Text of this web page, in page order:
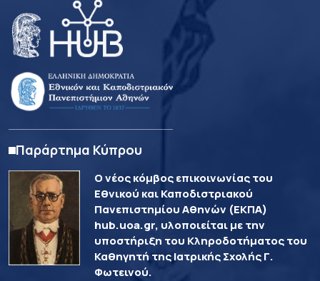
Παράρτημα Κύπρου
Ο νέος κόμβος επικοινωνίας του
Εθνικού και Καποδιστριακού
Πανεπιστημίου Αθηνών (ΕΚΠΑ)
hub.uoa.gr, υλοποιείται με την
υποστήριξη του Κληροδοτήματος του
Καθηγητή της Ιατρικής Σχολής Γ.
Φωτεινού.